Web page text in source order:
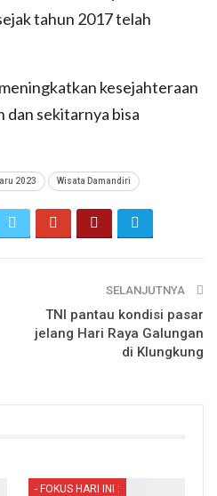
tahun 2017 telah
kesejahteraan
dan sekitarnya bisa
2023 Wisata Damandiri
SELANJUTNYA
TNI pantau kondisi pasar
jelang Hari Raya Galungan
di Klungkung
- FOKUS HARI INI :